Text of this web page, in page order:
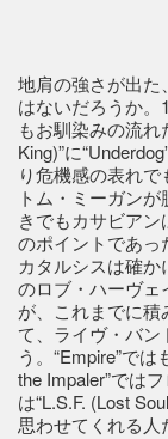
地肩の強さが出
はないだろうか。
もお馴染みの流
King)”に
り危機感の表れ
トム・ミーガン
きでもカサビア
のポイントであっ
カタルシスは確
のロブ・ハーヴ
が、これまでに
て、ライヴ・バン
う。“Empire”で
the Impaler”では
は“L.S.F. (Lost
思わせてくれる人